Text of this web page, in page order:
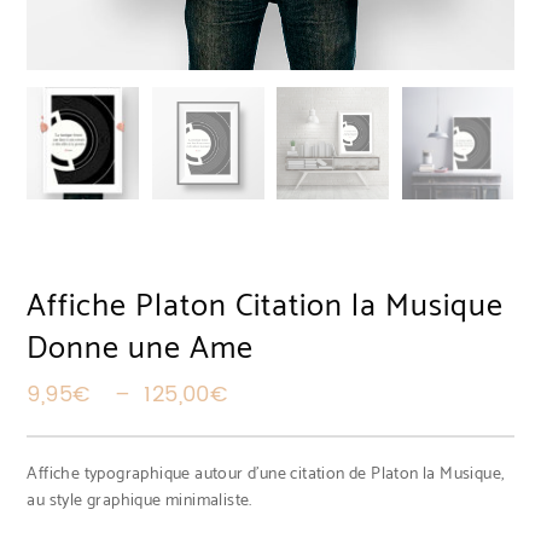
Affiche Platon Citation la Musique
Donne une Ame
9,95€ – 125,00€
Affiche typographique autour d’une citation de Platon la Musique,
au style graphique minimaliste.